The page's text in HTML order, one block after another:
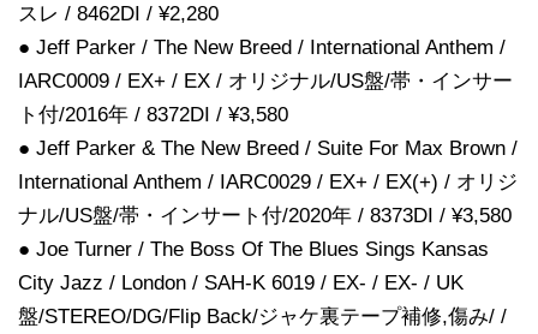
スレ / 8462DI / ¥2,280
● Jeff Parker / The New Breed / International Anthem /
IARC0009 / EX+ / EX / オリジナル/US盤/帯・インサー
ト付/2016年 / 8372DI / ¥3,580
● Jeff Parker & The New Breed / Suite For Max Brown /
International Anthem / IARC0029 / EX+ / EX(+) / オリジ
ナル/US盤/帯・インサート付/2020年 / 8373DI / ¥3,580
● Joe Turner / The Boss Of The Blues Sings Kansas
City Jazz / London / SAH-K 6019 / EX- / EX- / UK
盤/STEREO/DG/Flip Back/ジャケ裏テープ補修,傷み/ /